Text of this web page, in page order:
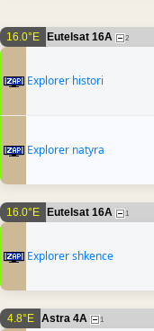
16.0°E Eutelsat 16A 2
Explorer histori
Explorer natyra
16.0°E Eutelsat 16A 1
Explorer shkence
4.8°E Astra 4A 1